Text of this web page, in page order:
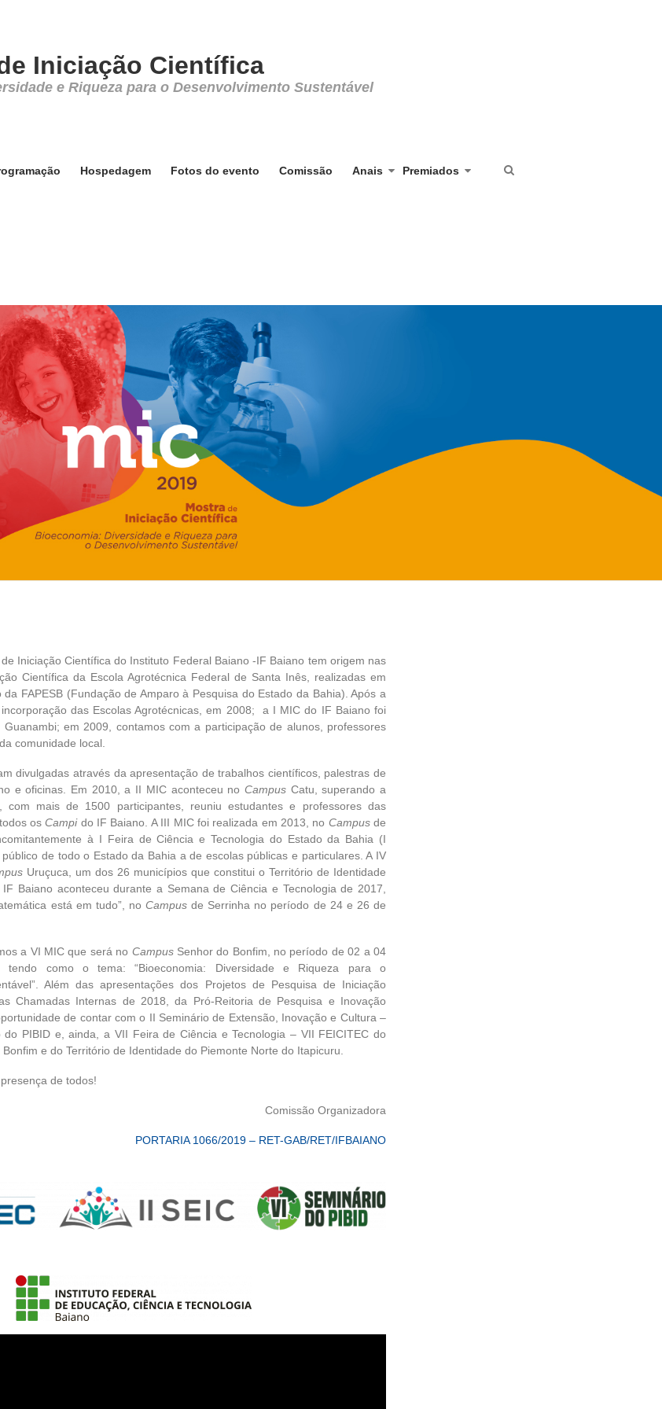
Iniciação Científica
e Riqueza para o Desenvolvimento Sustentável
Hospedagem Fotos do evento Comissão Anais Premiados
Científica do Instituto Federal Baiano -IF Baiano tem origem nas
Científica da Escola Agrotécnica Federal de Santa Inês, realizadas em
FAPESB (Fundação de Amparo à Pesquisa do Estado da Bahia). Após a
das Escolas Agrotécnicas, em 2008; a I MIC do IF Baiano foi
em 2009, contamos com a participação de alunos, professores
comunidade local.
através da apresentação de trabalhos científicos, palestras de
e oficinas. Em 2010, a II MIC aconteceu no CampusCatu, superando a
com mais de 1500 participantes, reuniu estudantes e professores das
osCampido IF Baiano. A III MIC foi realizada em 2013, no Campusde
à I Feira de Ciência e Tecnologia do Estado da Bahia (I
de todo o Estado da Bahia a de escolas públicas e particulares. A IV
Uruçuca, um dos 26 municípios que constitui o Território de Identidade
Baiano aconteceu durante a Semana de Ciência e Tecnologia de 2017,
está em tudo”, no Campus de Serrinha no período de 24 e 26 de
VI MIC que será no CampusSenhor do Bonfim, no período de 02 a 04
como o tema: “Bioeconomia: Diversidade e Riqueza para o
Além das apresentações dos Projetos de Pesquisa de Iniciação
Chamadas Internas de 2018, da Pró-Reitoria de Pesquisa e Inovação
de contar com o II Seminário de Extensão, Inovação e Cultura –
do PIBID e, ainda, a VII Feira de Ciência e Tecnologia – VII FEICITEC do
e do Território de Identidade do Piemonte Norte do Itapicuru.
de todos!
Comissão Organizadora
PORTARIA 1066/2019 – RET-GAB/RET/IFBAIANO